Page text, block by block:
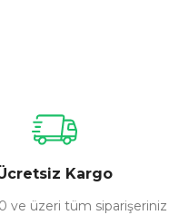
Kargo
ve üzeri tüm siparişeriniz